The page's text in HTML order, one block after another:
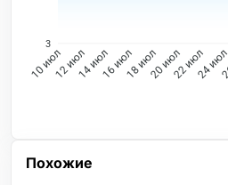
3
10 июл12 июл14 июл16 июл18 июл20 июл22 июл
24
Похожие